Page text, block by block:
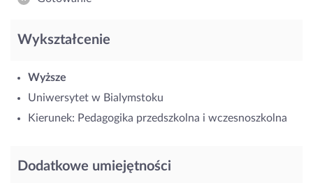
Wykształcenie
Wyższe
Uniwersytet w Bialymstoku
Kierunek: Pedagogika przedszkolna i wczesnoszkolna
Dodatkowe umiejętności